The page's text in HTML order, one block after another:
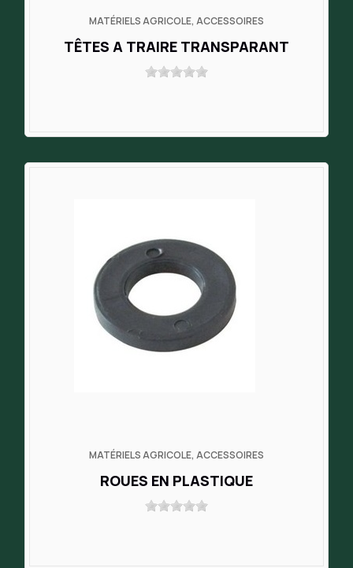
MATÉRIELS AGRICOLE, ACCESSOIRES
TÊTES A TRAIRE TRANSPARANT
MATÉRIELS AGRICOLE, ACCESSOIRES
ROUES EN PLASTIQUE